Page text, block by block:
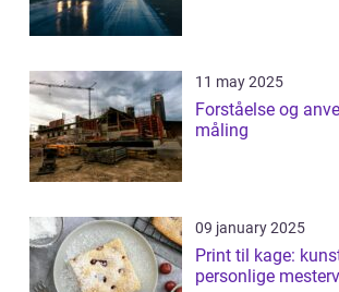
11 may 2025
Forståelse og
måling
09 january 2025
Print til kage:
personlige